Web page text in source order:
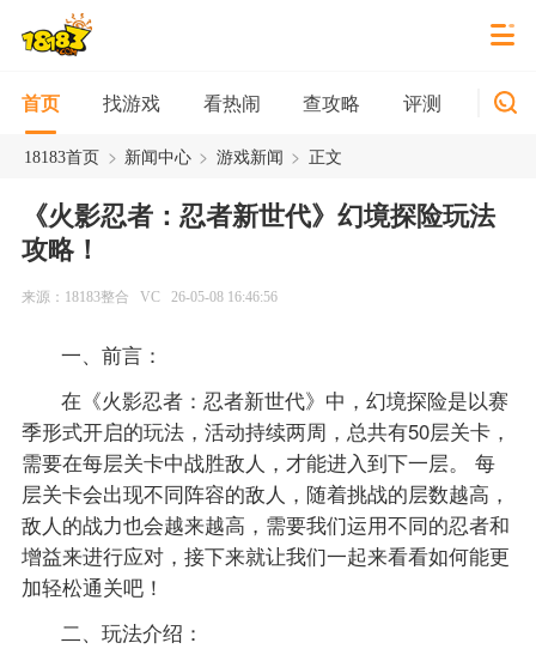
首页 找游戏 看热闹 查攻略 评测 新游
18183首页 > 新闻中心 > 游戏新闻 > 正文
《火影忍者：忍者新世代》幻境探险玩法
攻略！
来源：18183整合 VC 26-05-08 16:46:56
一、前言：
在《火影忍者：忍者新世代》中，幻境探险是以赛
季形式开启的玩法，活动持续两周，总共有50层关卡，
需要在每层关卡中战胜敌人，才能进入到下一层。 每
层关卡会出现不同阵容的敌人，随着挑战的层数越高，
敌人的战力也会越来越高，需要我们运用不同的忍者和
增益来进行应对，接下来就让我们一起来看看如何能更
加轻松通关吧！
二、玩法介绍：